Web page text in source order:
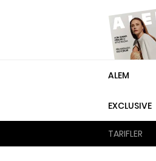
ALEM
EXCLUSIVE
TARIFLER